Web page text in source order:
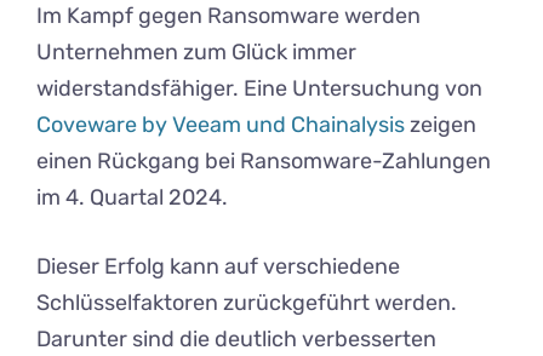
Im Kampf gegen Ransomware werden
Unternehmen zum Glück immer
widerstandsfähiger. Eine Untersuchung von
Coveware by Veeam und Chainalysiszeigen
einen Rückgang bei Ransomware-Zahlungen
im 4. Quartal 2024.
Dieser Erfolg kann auf verschiedene
Schlüsselfaktoren zurückgeführt werden.
Darunter sind die deutlich verbesserten